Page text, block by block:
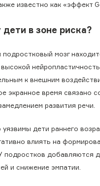
известно как «эффект
в зоне риска?
подростковый мозг
к внешним
экранное время связано
развития речи.
дети раннего
влиять на
подростков добавляются
и снижение эмпатии.